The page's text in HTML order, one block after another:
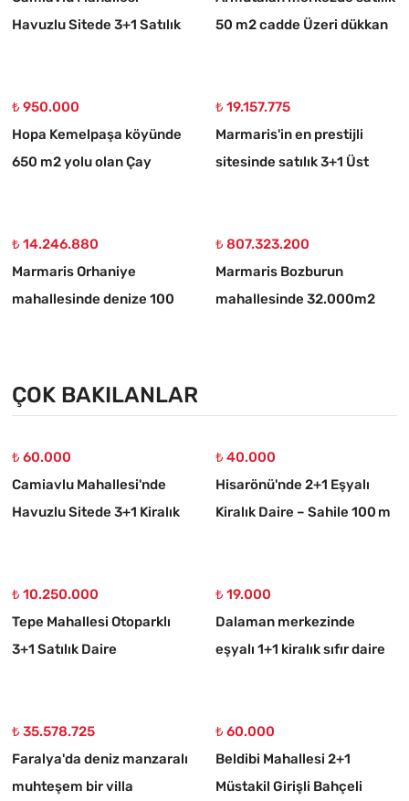
Havuzlu Sitede 3+1 Satılık
50 m2 cadde Üzeri dükkan
₺ 950.000
Hopa Kemelpaşa köyünde
650 m2 yolu olan Çay
₺ 19.157.775
Marmaris'in en prestijli
sitesinde satılık 3+1 Üst
₺ 14.246.880
Marmaris Orhaniye
mahallesinde denize 100
₺ 807.323.200
Marmaris Bozburun
mahallesinde 32.000m2
ÇOK BAKILANLAR
₺ 60.000
Camiavlu Mahallesi'nde
Havuzlu Sitede 3+1 Kiralık
₺ 40.000
Hisarönü'nde 2+1 Eşyalı
Kiralık Daire – Sahile 100 m
₺ 10.250.000
Tepe Mahallesi Otoparklı
3+1 Satılık Daire
₺ 19.000
Dalaman merkezinde
eşyalı 1+1 kiralık sıfır daire
₺ 35.578.725
Faralya'da deniz manzaralı
muhteşem bir villa
₺ 60.000
Beldibi Mahallesi 2+1
Müstakil Girişli Bahçeli